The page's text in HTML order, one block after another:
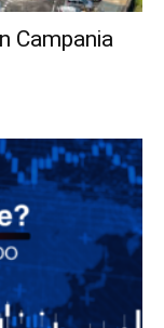
Campania